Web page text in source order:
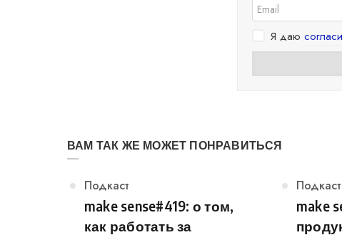
Я даю
ВАМ ТАК ЖЕ МОЖЕТ ПОНРАВИТЬСЯ
Категория
Подкаст
make sense#419: о том,
как работать за
Категория
Подкаст
make